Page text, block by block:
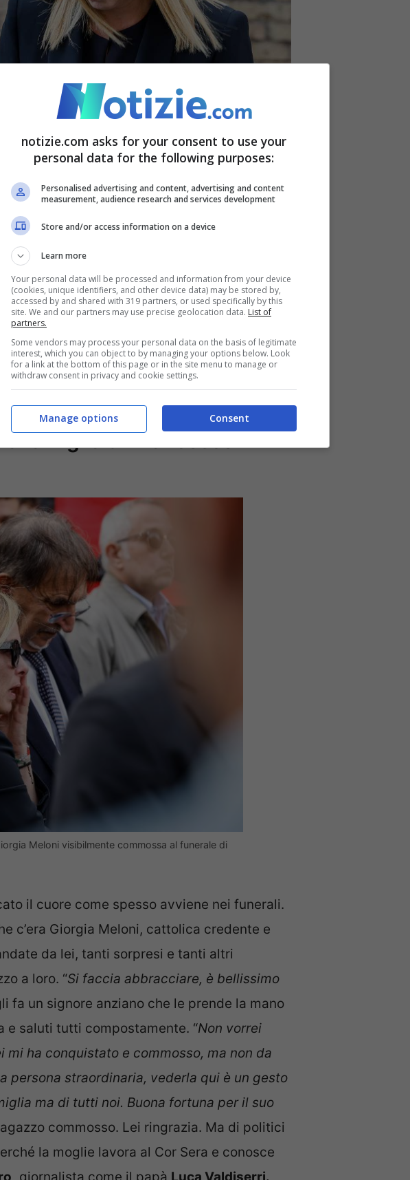
chiesa alla fine del funerale di Francesco Valdiserri (Ansa)
poteva passare inosservata per così
in modo composto, c’era sempre un po’
era messa a cerchio per proteggere e
ancheFrancesco Lollobrigida, deputato ma
gli è accanto. Entrambi visibilmente
che a stento trattiene le lacrime, appena
e mamma di Francesco, hanno ricordato il
famiglia di Francesco
Meloni visibilmente commossa al funerale di
il cuore come spesso avviene nei funerali.
c’era Giorgia Meloni, cattolica credente e
da lei, tanti sorpresi e tanti altri
a loro. “Si faccia abbracciare, è bellissimo
fa un signore anziano che le prende la mano
e saluti tutti compostamente. “Non vorrei
ha conquistato e commosso, ma non da
persona straordinaria, vederla qui è un gesto
ma di tutti noi. Buona fortuna per il suo
commosso. Lei ringrazia. Ma di politici
la moglie lavora al Cor Sera e conosce
giornalista come il papà Luca Valdiserri.
notizie.com asks for your consent to use your
personal data for the following purposes:
Personalised advertising and content, advertising and content
measurement, audience research and services development
Store and/or access information on a device
Learn more
Your personal data will be processed and information from your device
(cookies, unique identifiers, and other device data) may be stored by,
accessed by and shared with 319 partners, or used specifically by this
site. We and our partners may use precise geolocation data. List of
partners.
Some vendors may process your personal data on the basis of legitimate
interest, which you can object to by managing your options below. Look
for a link at the bottom of this page or in the site menu to manage or
withdraw consent in privacy and cookie settings.
Consent
Manage options